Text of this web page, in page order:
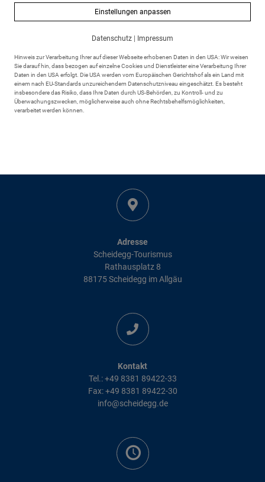
herzlich zum Entspannen, Erleben und Entdecken ein.
Adresse
Scheidegg-Tourismus
Rathausplatz 8
88175 Scheidegg im Allgäu
Kontakt
Tel.: +49 8381 89422-33
Fax: +49 8381 89422-30
info@scheidegg.de
Einstellungen anpassen
Datenschutz Impressum
Hinweis zur Verarbeitung Ihrer auf dieser Webseite erhobenen Daten in den USA: Wir weisen
Sie darauf hin, dass bezogen auf einzelne Cookies und Dienstleister eine Verarbeitung Ihrer
Daten in den USA erfolgt. Die USA werden vom Europäischen Gerichtshof als ein Land mit
einem nach EU-Standards unzureichendem Datenschutzniveau eingeschätzt. Es besteht
insbesondere das Risiko, dass Ihre Daten durch US-Behörden, zu Kontroll- und zu
Überwachungszwecken, möglicherweise auch ohne Rechtsbehelfsmöglichkeiten,
verarbeitet werden können.